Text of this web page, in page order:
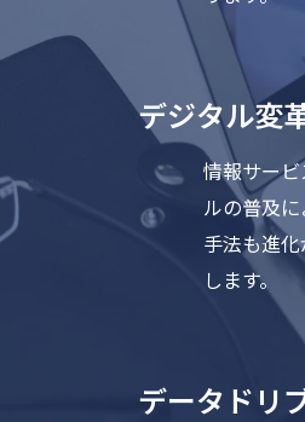
デジタル変
情報サー
ルの普及
手法も進
します。
データドリ